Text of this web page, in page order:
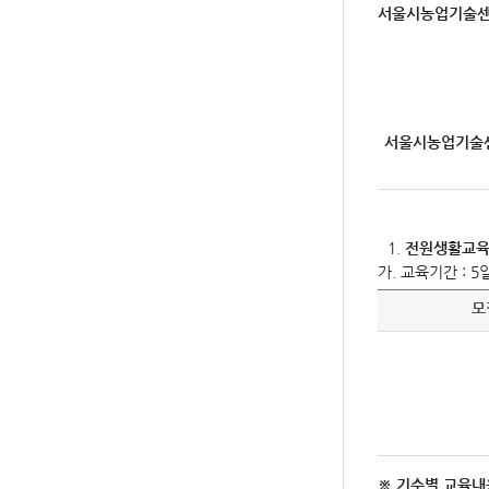
서울시농업기술
서울시농업기술
전원생활교
가. 교육기간 : 5
※ 기수별 교육